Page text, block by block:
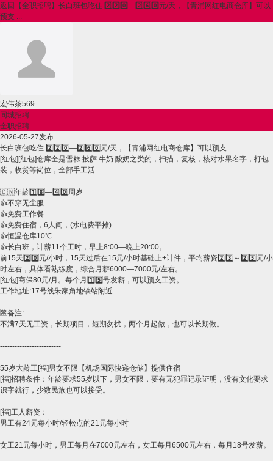
返回
【全职招聘】长白班包吃住 2️⃣2️⃣0️⃣—2️⃣6️⃣0️⃣元/天，【青浦网红电商仓库】可以
预支 ...
宏伟茶569
同城招聘
全职招聘
2026-05-27发布
长白班包吃住 2️⃣2️⃣0️⃣—2️⃣6️⃣0️⃣元/天，【青浦网红电商仓库】可以预支
[红包][红包]仓库全是雪糕 披萨 牛奶 酸奶之类的，扫描，复核，核对水果名字，打包
装，收货等岗位，全部手工活
🇨🇳年龄1️⃣8️⃣—4️⃣0️⃣周岁
👍不穿无尘服
👍免费工作餐
👍免费住宿，6人间，(水电费平摊)
👍恒温仓库10℃
👍长白班，计薪11个工时，早上8:00—晚上20:00。
前15天2️⃣0️⃣元/小时，15天过后在15元/小时基础上+计件，平均薪资2️⃣3️⃣～2️⃣5️⃣元/小
时左右，具体看熟练度，综合月薪6000—7000元/左右。
[红包]商保80元/月。每个月1️⃣5️⃣号发薪，可以预支工资。
工作地址:17号线朱家角地铁站附近
🈲备注:
不满7天无工资，长期项目，短期勿扰，两个月起做，也可以长期做。
​-------------------------
55岁大龄工[福]男女不限【机场国际快递仓储】提供住宿
[福]招聘条件：年龄要求55岁以下，男女不限，要有无犯罪记录证明，没有文化要求
识字就行，少数民族也可以接受。
[福]工人薪资：
男工有24元每小时/轻松点的21元每小时
女工21元每小时，男工每月在7000元左右，女工每月6500元左右，每月18号发薪。